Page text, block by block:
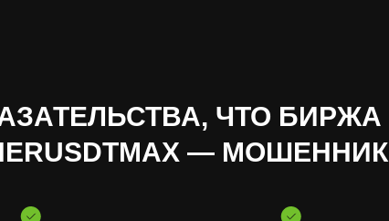
ЧТО БИРЖА
— МОШЕННИК